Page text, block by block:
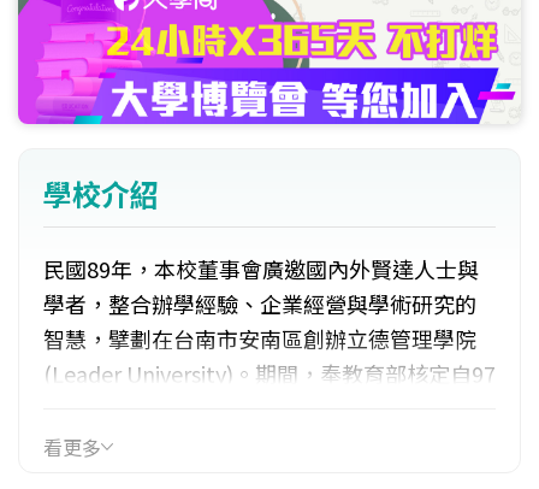
學校介紹
民國89年，本校董事會廣邀國內外賢達人士與
學者，整合辦學經驗、企業經營與學術研究的
智慧，擘劃在台南市安南區創辦立德管理學院
(Leader University)。期間，奉教育部核定自97
學」。99年11月第4屆第14次董事會常會鈕廷莊
看更多